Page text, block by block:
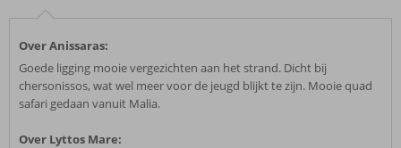
Over Anissaras:
Goede ligging mooie vergezichten aan het strand. Dicht bij
chersonissos, wat wel meer voor de jeugd blijkt te zijn. Mooie quad
safari gedaan vanuit Malia.
Over Lyttos Mare: